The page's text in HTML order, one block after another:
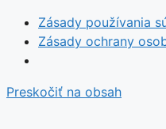
Zásady používania
Zásady ochrany
Preskočiť na obsah